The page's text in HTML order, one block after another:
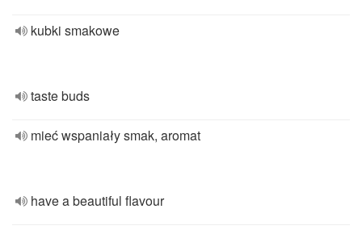
kubki smakowe
taste buds
mieć wspaniały smak, aromat
have a beautiful flavour